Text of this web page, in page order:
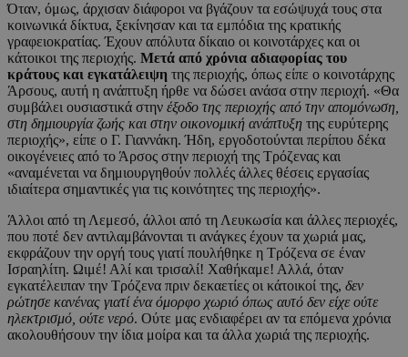
Όταν, όμως, άρχισαν διάφοροι να βγάζουν τα εσώψυχά τους στα
κοινωνικά δίκτυα, ξεκίνησαν και τα εμπόδια της κρατικής
γραφειοκρατίας. Έχουν απόλυτα δίκαιο οι κοινοτάρχες και οι
κάτοικοι της περιοχής. Μετά από χρόνια αδιαφορίας του
κράτους και εγκατάλειψη της περιοχής, όπως είπε ο κοινοτάρχης
Άρσους, αυτή η ανάπτυξη ήρθε να δώσει ανάσα στην περιοχή. «Θα
συμβάλει ουσιαστικά στην έξοδο της περιοχής από την απομόνωση,
στη δημιουργία ζωής και στην οικονομική ανάπτυξη της ευρύτερης
περιοχής», είπε ο Γ. Γιαννάκη. Ήδη, εργοδοτούνται περίπου δέκα
οικογένειες από το Άρσος στην περιοχή της Τρόζενας και
«αναμένεται να δημιουργηθούν πολλές άλλες θέσεις εργασίας
ιδιαίτερα σημαντικές για τις κοινότητες της περιοχής».
Άλλοι από τη Λεμεσό, άλλοι από τη Λευκωσία και άλλες περιοχές,
που ποτέ δεν αντιλαμβάνονται τι ανάγκες έχουν τα χωριά μας,
εκφράζουν την οργή τους γιατί πουλήθηκε η Τρόζενα σε έναν
Ισραηλίτη. Ωιμέ! Αλί και τρισαλί! Χαθήκαμε! Αλλά, όταν
εγκατέλειπαν την Τρόζενα πριν δεκαετίες οι κάτοικοί της, δεν
ρώτησε κανένας γιατί ένα όμορφο χωριό όπως αυτό δεν είχε ούτε
ηλεκτρισμό, ούτε νερό. Ούτε μας ενδιαφέρει αν τα επόμενα χρόνια
ακολουθήσουν την ίδια μοίρα και τα άλλα χωριά της περιοχής.